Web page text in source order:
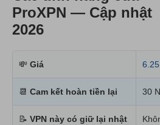
ProXPN — Cập nhật
2026
💸 Giá
📆 Cam kết hoàn tiền lại 30
📝 VPN này có giữ lại nhật